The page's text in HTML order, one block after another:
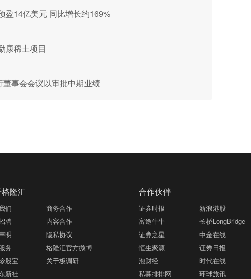
盈14亿美元 同比增长约169%
康稀土项目
事会会议以审批中期业绩
隆汇
们
商务合作
聘
内容合作
明
隐私协议
务
格隆汇官方微博
股宝
关于极调研
新社
合作伙伴
证券时报 新浪港股
富途牛牛
长桥LongBridge
证券之星
中金在线
恒生聚源
证券日报
泡财经
时代在线
私募排排网
环球旅讯